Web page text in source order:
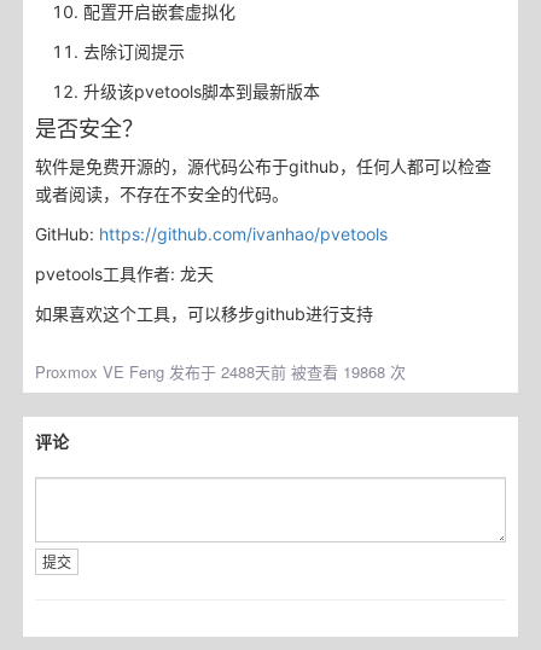
配置开启嵌套虚拟化
去除订阅提示
升级该pvetools脚本到最新版本
是否安全？
软件是免费开源的，源代码公布于github，任何人都可以检查
或者阅读，不存在不安全的代码。
GitHub: https://github.com/ivanhao/pvetools
pvetools工具作者: 龙天
如果喜欢这个工具，可以移步github进行支持
Proxmox VE Feng 发布于 2488天前 被查看 19868 次
评论
提交